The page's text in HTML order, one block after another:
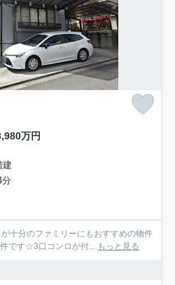
万円
建
分
十分のファミリーにもおすすめの物件
です☆3口コンロが付...
もっと見る